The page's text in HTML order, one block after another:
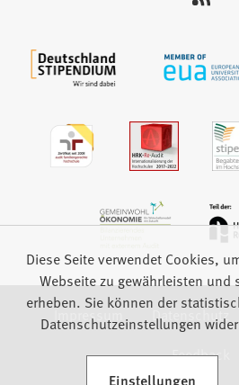
Impressum Datenschutz
Feedback
Diese Seite verwendet Cookies,
Webseite zu gewährleisten und
erheben. Sie können der
Datenschutzeinstellungen
Einstellungen
(Öffnet in einem neuen Tab)